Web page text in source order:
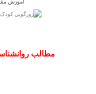
آموزش
مطالب